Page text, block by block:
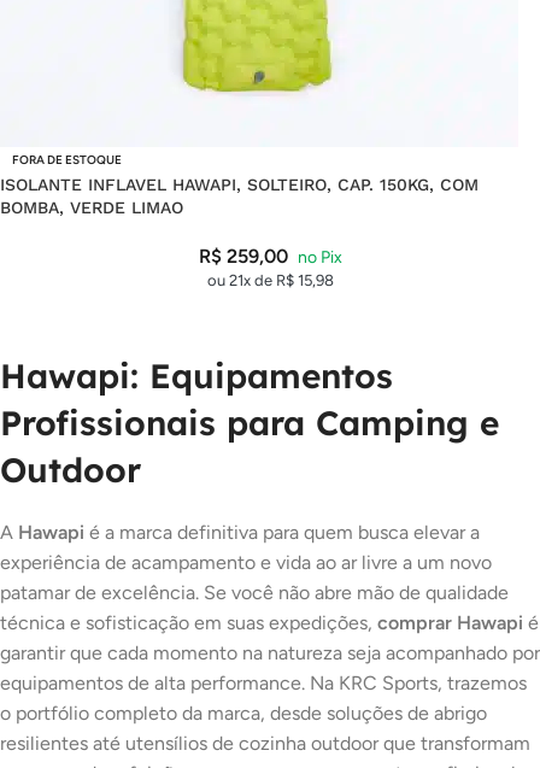
FORA DE ESTOQUE
ISOLANTE INFLAVEL HAWAPI, SOLTEIRO, CAP. 150KG, COM
BOMBA, VERDE LIMAO
R$259,00
ou 21x de R$ 15,98
Hawapi: Equipamentos
Profissionais para Camping e
Outdoor
A Hawapi é a marca definitiva para quem busca elevar a
experiência de acampamento e vida ao ar livre a um novo
patamar de excelência. Se você não abre mão de qualidade
técnica e sofisticação em suas expedições, comprar Hawapi é
garantir que cada momento na natureza seja acompanhado por
equipamentos de alta performance. Na KRC Sports, trazemos
o portfólio completo da marca, desde soluções de abrigo
resilientes até utensílios de cozinha outdoor que transformam